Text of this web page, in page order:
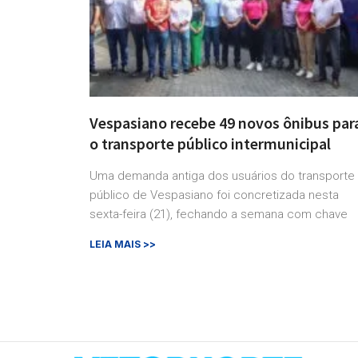
Vespasiano recebe 49 novos ônibus
o transporte público intermunicipal
Uma demanda antiga dos usuários do transporte
público de Vespasiano foi concretizada nesta
sexta-feira (21), fechando a semana com chave
LEIA MAIS >>